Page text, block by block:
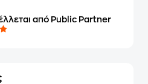
από Public Partner